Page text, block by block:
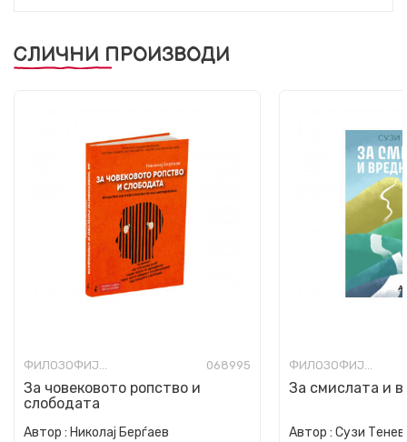
СЛИЧНИ ПРОИЗВОДИ
ФИЛОЗОФИЈА И СВЕТОГЛЕД 068995
За човековото ропство и
слободата
Автор : Николај Берѓаев
ФИЛОЗОФИЈА И СВЕТОГЛЕД
За смислата и
Автор : Сузи